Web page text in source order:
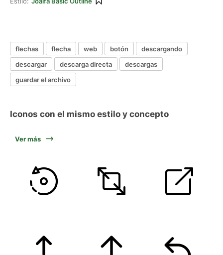
flechas flecha web botón
descargando
descargar
descarga directa
descargas
guardar el archivo
Iconos con el mismo estilo y concepto
Ver más